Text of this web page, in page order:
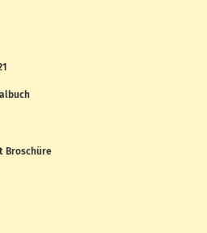
Broschüre